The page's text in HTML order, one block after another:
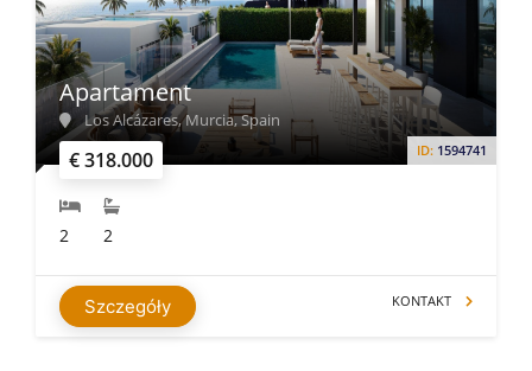
€ 318.000 ID: 1594741
Apartament
Los Alcázares, Murcia, Spain
2 2
Szczegóły KONTAKT